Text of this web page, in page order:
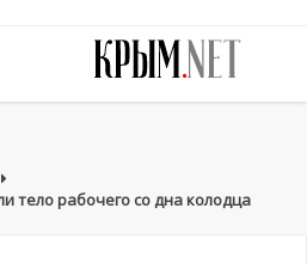
тело рабочего со дна колодца